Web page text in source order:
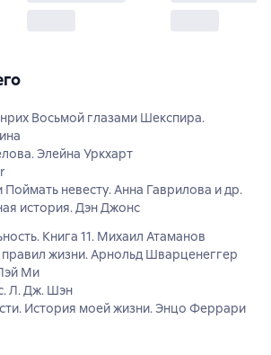
Восьмой глазами Шекспира.
Элейна Уркхарт
невесту. Анна Гаврилова и др.
история. Дэн Джонс
Книга 11. Михаил Атаманов
жизни. Арнольд Шварценеггер
Ми
Л. Дж. Шэн
История моей жизни. Энцо Феррари